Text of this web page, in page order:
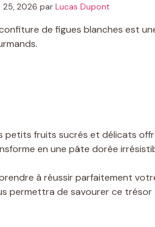
25, 2026 par Lucas Dupont
de figues blanches est
petits fruits sucrés et délicats
en une pâte dorée
à réussir parfaitement
permettra de savourer ce trésor